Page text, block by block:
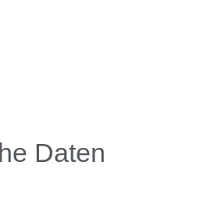
Daten